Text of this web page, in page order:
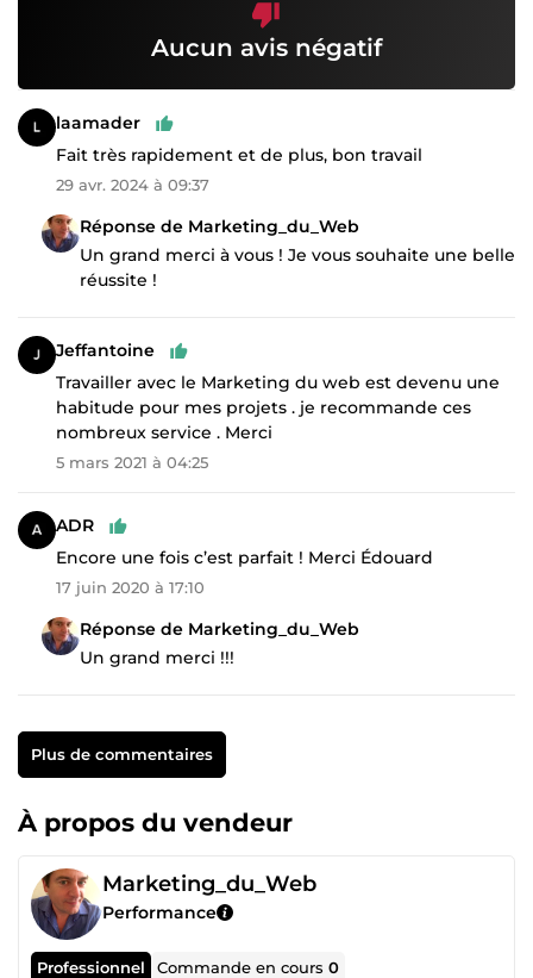
Aucun avis négatif
laamader
Fait très rapidement et de plus, bon travail
29 avr. 2024 à 09:37
Réponse de Marketing_du_Web
Un grand merci à vous ! Je vous souhaite une belle
réussite !
Jeffantoine
Travailler avec le Marketing du web est devenu une
habitude pour mes projets . je recommande ces
nombreux service . Merci
5 mars 2021 à 04:25
ADR
Encore une fois c’est parfait ! Merci Édouard
17 juin 2020 à 17:10
Réponse de Marketing_du_Web
Un grand merci !!!
Plus de commentaires
À propos du vendeur
Marketing_du_Web
Performance
Professionnel Commande en cours0